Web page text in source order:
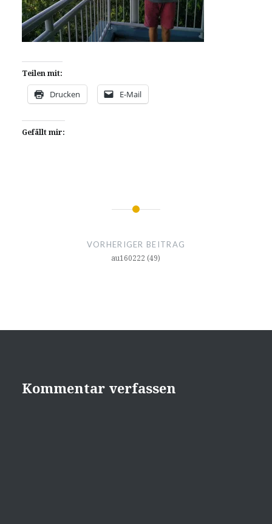
Teilen mit:
Drucken E-Mail
Gefällt mir:
Beitragsnavigation
VORHERIGER BEITRAG
au160222 (49)
Kommentar verfassen